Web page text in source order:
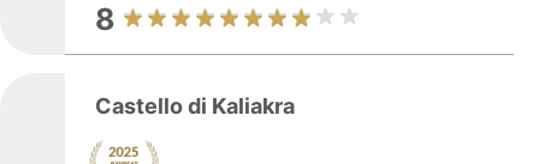
8
Castello di Kaliakra